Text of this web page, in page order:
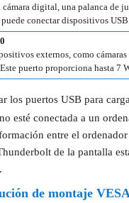
digital, una palanca de
conectar dispositivos
externos, como
puerto proporciona hasta 7
los puertos USB para
esté conectada a un
entre el
de la pantalla
de montaje